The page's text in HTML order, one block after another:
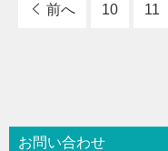
前へ 10 11
お問い合わせ